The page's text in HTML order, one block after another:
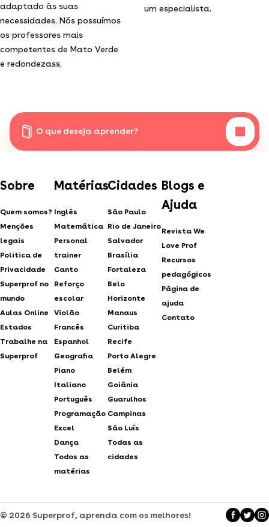
adaptado às suas
necessidades. Nós possuímos
os professores mais
competentes de Mato Verde
e redondezass.
um especialista.
O que deseja aprender?
Sobre
Quem somos?
Menções
legais
Politica de
Privacidade
Superprof no
mundo
Aulas Online
Estados
Trabalhe na
Superprof
Matérias
Inglês
Matemática
Personal
trainer
Canto
Reforço
escolar
Violão
Francês
Espanhol
Geografia
Piano
Italiano
Português
Programação
Excel
Dança
Todos as
matérias
Cidades
São Paulo
Rio de Janeiro
Salvador
Brasília
Fortaleza
Belo
Horizonte
Manaus
Curitiba
Recife
Porto Alegre
Belém
Goiânia
Guarulhos
Campinas
São Luís
Todas as
cidades
Blogs e
Ajuda
Revista We
Love Prof
Recursos
pedagógicos
Página de
ajuda
Contato
© 2026 Superprof, aprenda com os melhores!